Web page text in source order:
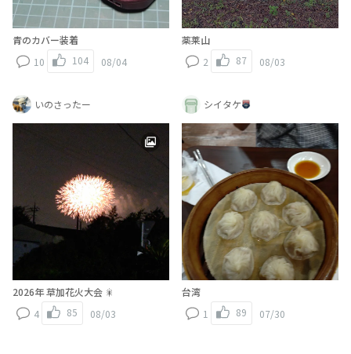
青のカバー装着
10
104 08/04
薬莱山
2
87 08/03
いのさったー
2026年 草加花火大会 🎇
4
85 08/03
シイタケ
台湾
1
89 07/30